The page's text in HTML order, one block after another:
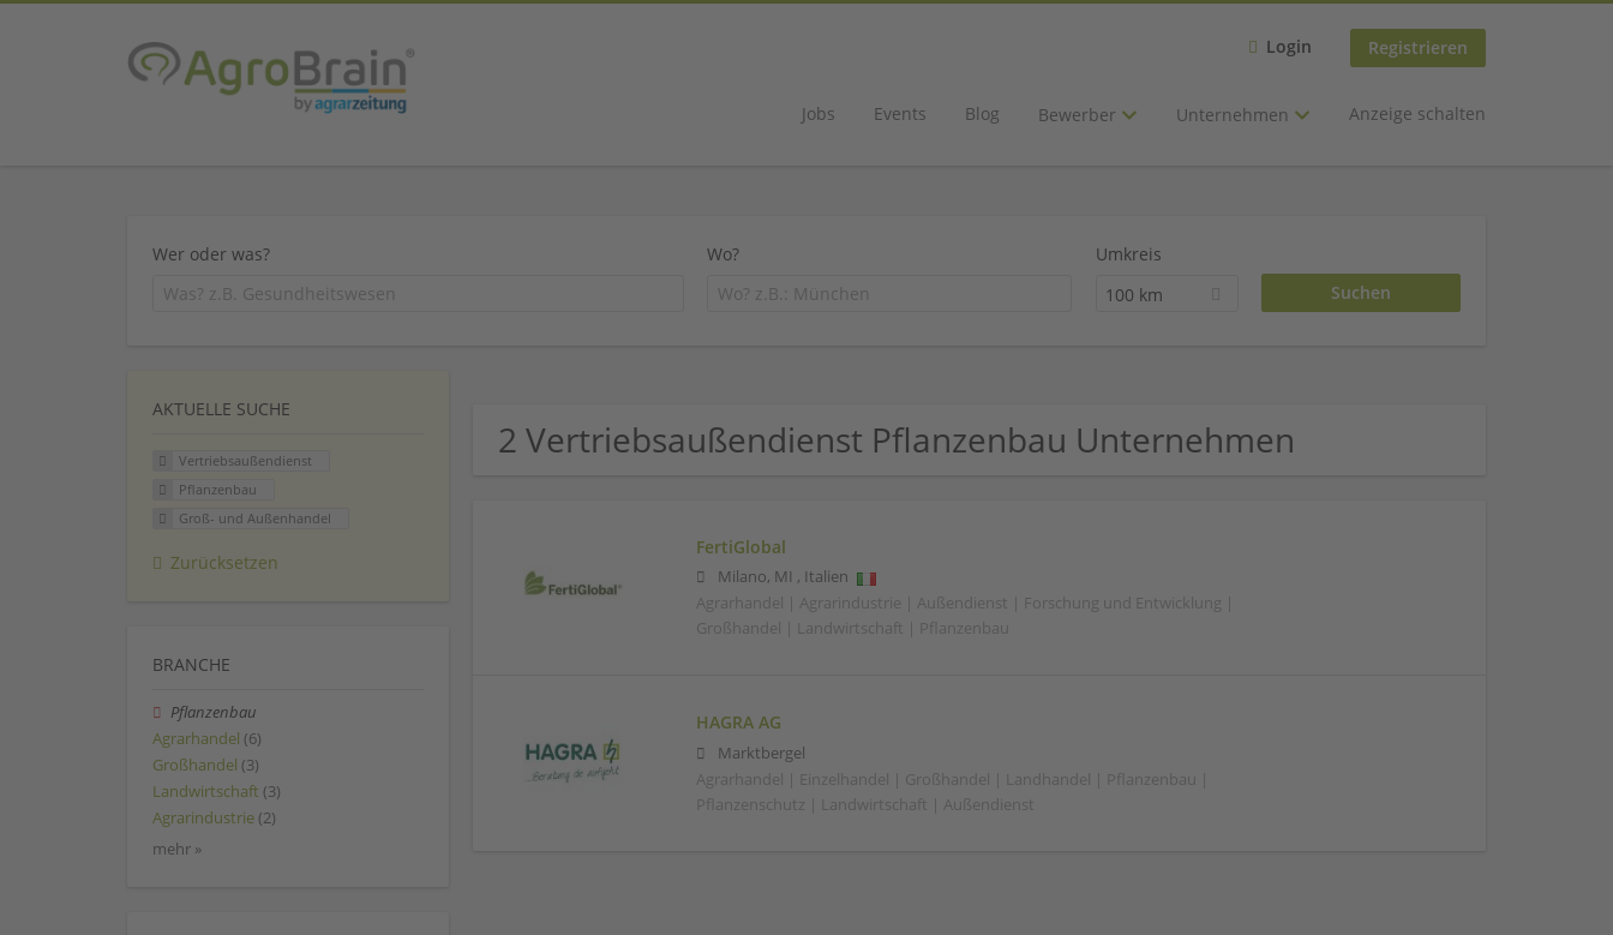
Login Registrieren
Jobs Events Blog Bewerber Unternehmen Anzeige schalten
Wer oder was? Wo?
Umkreis
100 km
2 Vertriebsaußendienst Pflanzenbau Unternehmen
FertiGlobal
Milano, MI , Italien
Agrarhandel | Agrarindustrie | Außendienst | Forschung und Entwicklung |
Großhandel | Landwirtschaft | Pflanzenbau
HAGRA AG
Marktbergel
Agrarhandel | Einzelhandel | Großhandel | Landhandel | Pflanzenbau |
Pflanzenschutz | Landwirtschaft | Außendienst
AKTUELLE SUCHE
Vertriebsaußendienst
Pflanzenbau
Groß- und Außenhandel
Zurücksetzen
BRANCHE
Pflanzenbau
Agrarhandel (6)
Großhandel (3)
Landwirtschaft (3)
Agrarindustrie (2)
mehr »